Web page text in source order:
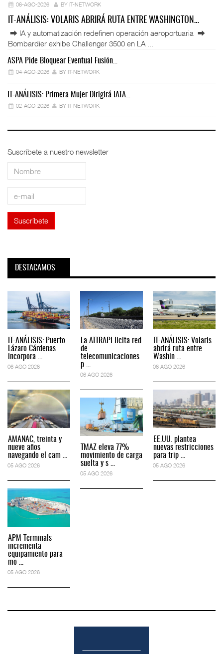
06-AGO-2026 BY IT-NETWORK
IT-ANÁLISIS: VOLARIS ABRIRÁ RUTA ENTRE WASHINGTON…
⮕ IA y automatización redefinen operación aeroportuaria ⮕
Bombardier exhibe Challenger 3500 en LA ...
ASPA Pide Bloquear Eventual Fusión…
04-AGO-2026 BY IT-NETWORK
IT-ANÁLISIS: Primera Mujer Dirigirá IATA…
02-AGO-2026 BY IT-NETWORK
Suscríbete a nuestro newsletter
DESTACAMOS
IT-ANÁLISIS: Puerto
Lázaro Cárdenas
incorpora ...
06 AGO 2026
AMANAC, treinta y
nueve años
navegando el cam ...
05 AGO 2026
APM Terminals
incrementa
equipamiento para
mo ...
05 AGO 2026
La ATTRAPI licita red
de
telecomunicaciones
p ...
06 AGO 2026
TMAZ eleva 77%
movimiento de carga
suelta y s ...
05 AGO 2026
IT-ANÁLISIS: Volaris
abrirá ruta entre
Washin ...
06 AGO 2026
EE.UU. plantea
nuevas restricciones
para trip ...
05 AGO 2026